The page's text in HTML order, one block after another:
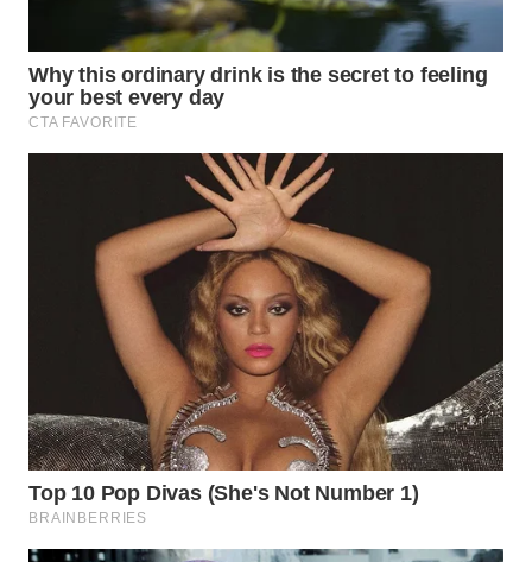
WAHANA
INFRASTRUKTUR
WAHANA
KONSUMEN
LISTRIK
WAHANA
TV
WAHANANEWS
ID